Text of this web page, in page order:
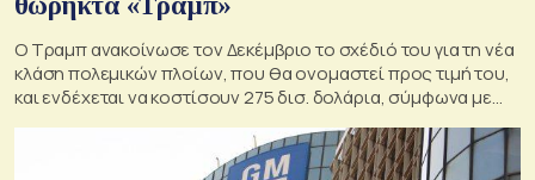
Ο Τραμπ ανακοίνωσε τον Δεκέμβριο το σχέδιό του για τη νέα
κλάση πολεμικών πλοίων, που θα ονομαστεί προς τιμή του,
και ενδέχεται να κοστίσουν 275 δισ. δολάρια, σύμφωνα με